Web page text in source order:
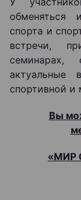
спорта и
встречи,
семинарах,
актуальные
спортивной и
Вы
«МИР